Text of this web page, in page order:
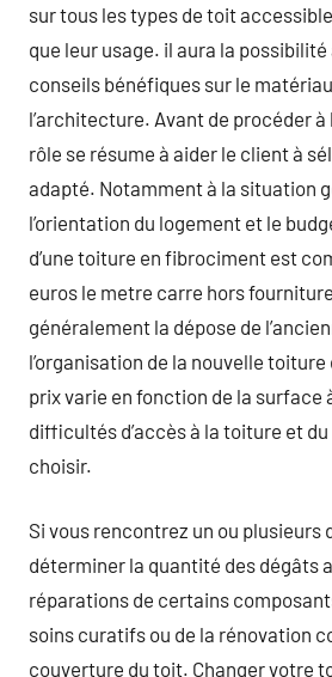
sur tous les types de toit
que leur usage. il aura la
conseils bénéfiques sur le
l’architecture. Avant de procéder à
rôle se résume à aider le client à
adapté. Notamment à la situation
l’orientation du logement et le
d’une toiture en fibrociment est
euros le metre carre hors
généralement la dépose de
l’organisation de la nouvelle
prix varie en fonction de la surface
difficultés d’accès à la toiture et
choisir.
Si vous rencontrez un ou plusieurs
déterminer la quantité des dégâts
réparations de certains
soins curatifs ou de la rénovation
couverture du toit. Changer votre